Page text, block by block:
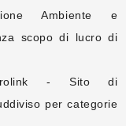
Ambiente e
scopo di lucro di
- Sito di
per categorie